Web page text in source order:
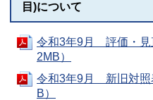
目)について
令和3年9月 評価・見
2MB）
令和3年9月 新旧対照
B）